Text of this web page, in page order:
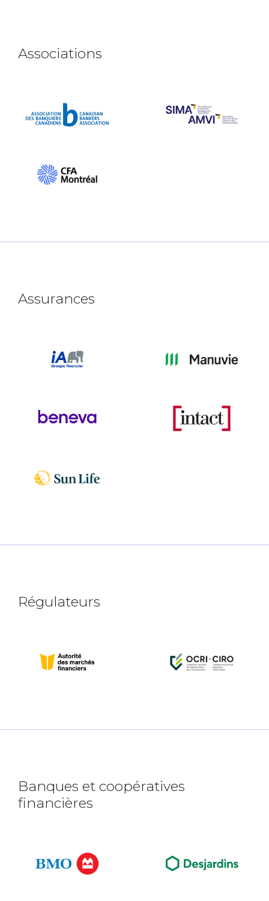
Associations
Assurances
​​Régulateurs
Banques et coopératives
financières